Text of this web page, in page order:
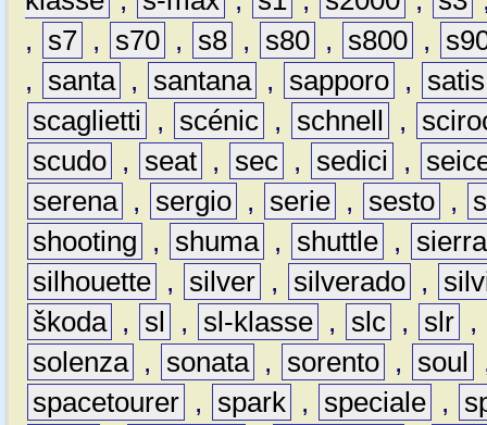
,
s7 , s70 , s8 , s80 , s800 ,
,
santa , santana , sapporo ,
satis
scaglietti
, scénic , schnell ,
scudo , seat , sec , sedici ,
serena , sergio , serie , sesto ,
shooting
, shuma , shuttle ,
sierra
silhouette , silver , silverado ,
škoda , sl , sl-klasse , slc , slr ,
solenza , sonata , sorento , soul
spacetourer , spark , speciale ,